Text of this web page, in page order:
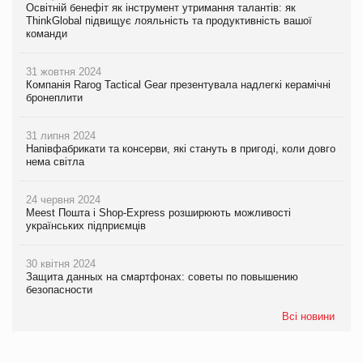
Освітній бенефіт як інструмент утримання талантів: як
ThinkGlobal підвищує лояльність та продуктивність вашої
команди
31 жовтня 2024
Компанія Rarog Tactical Gear презентувала надлегкі керамічні
бронеплити
31 липня 2024
Напівфабрикати та консерви, які стануть в пригоді, коли довго
нема світла
24 червня 2024
Meest Пошта і Shop-Express розширюють можливості
українських підприємців
30 квітня 2024
Защита данных на смартфонах: советы по повышению
безопасности
Всі новини